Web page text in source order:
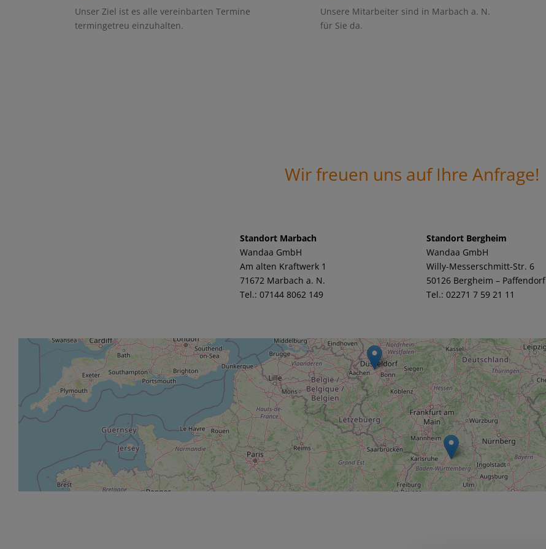
Unser Ziel ist es alle vereinbarten Termine
termingetreu einzuhalten.
Unsere Mitarbeiter sind in Marbach a. N.
für Sie da.
Wir freuen uns auf Ihre Anfrage!
Standort Marbach
Wandaa GmbH
Am alten Kraftwerk 1
71672 Marbach a. N.
Tel.: 07144 8062 149
Standort Bergheim
Wandaa GmbH
Willy-Messerschmitt-Str. 6
50126 Bergheim – Paffendorf
Tel.: 02271 7 59 21 11